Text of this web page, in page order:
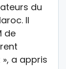
du
Il
de
a appris